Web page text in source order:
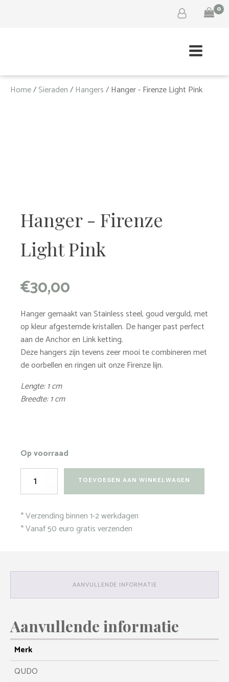
0
Home/Sieraden/Hangers/ Hanger - Firenze Light Pink
Hanger - Firenze
Light Pink
€30,00
Hanger gemaakt van Stainless steel, goud verguld, met
op kleur afgestemde kristallen. De hanger past perfect
aan de Anchor en Link ketting.
Deze hangers zijn tevens zeer mooi te combineren met
de oorbellen en ringen uit onze Firenze lijn.
Lengte: 1 cm
Breedte: 1 cm
Op voorraad
Hanger
Firenze
Pink
aantal
TOEVOEGEN AAN WINKELWAGEN
* Verzending binnen 1-2 werkdagen
* Vanaf 50 euro gratis verzenden
AANVULLENDE INFORMATIE
Aanvullende informatie
Merk
QUDO